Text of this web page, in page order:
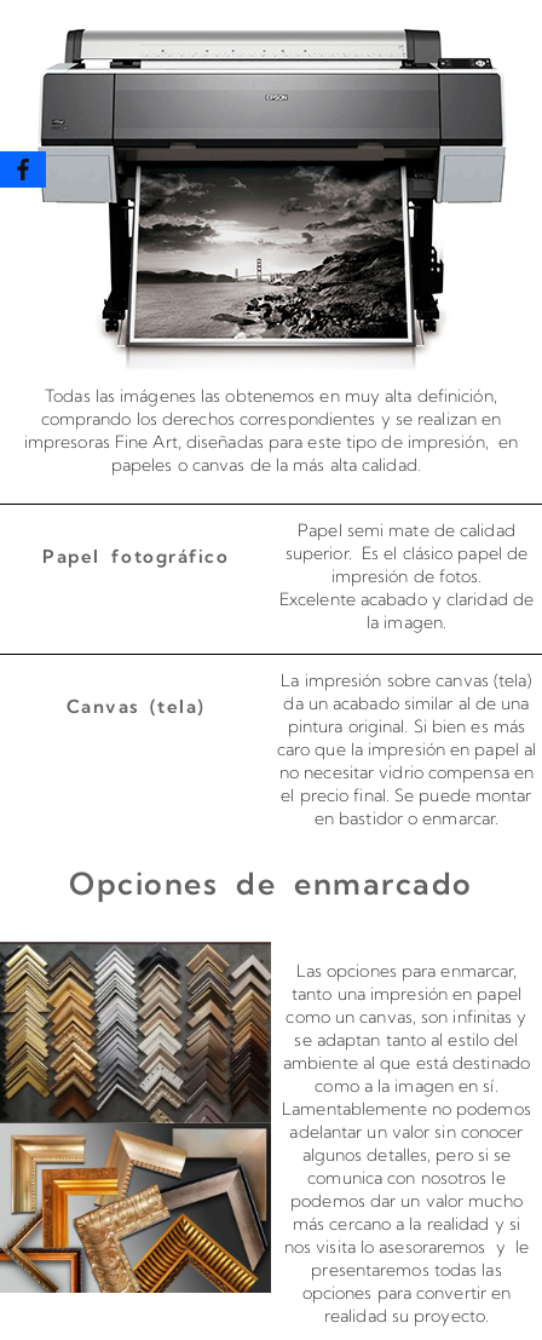
Todas las imágenes las obtenemos en muy alta definición,
comprando los derechos correspondientes y se realizan en
impresoras Fine Art, diseñadas para este tipo de impresión, en
papeles o canvas de la más alta calidad.
Papel fotográfico
Papel semi mate de calidad
superior. Es el clásico papel de
impresión de fotos.
Excelente acabado y claridad de
la imagen.
Canvas (tela)
La impresión sobre canvas (tela)
da un acabado similar al de una
pintura original. Si bien es más
caro que la impresión en papel al
no necesitar vidrio compensa en
el precio final. Se puede montar
en bastidor o enmarcar.
Opciones de enmarcado
Las opciones para enmarcar,
tanto una impresión en papel
como un canvas, son infinitas y
se adaptan tanto al estilo del
ambiente al que está destinado
como a la imagen en sí.
Lamentablemente no podemos
adelantar un valor sin conocer
algunos detalles, pero si se
comunica con nosotros le
podemos dar un valor mucho
más cercano a la realidad y si
nos visita lo asesoraremos y le
presentaremos todas las
opciones para convertir en
realidad su proyecto.